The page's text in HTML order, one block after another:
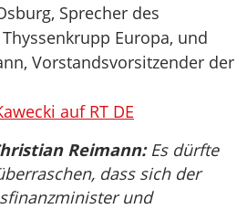
Sprecher des
Europa, und
Vorstandsvorsitzender der
auf RT DE
Reimann:Es dürfte
dass sich der
und